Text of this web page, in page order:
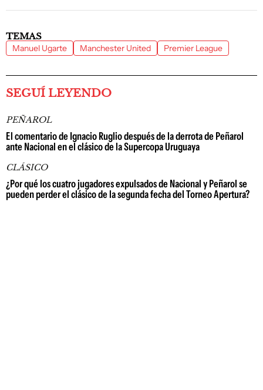
TEMAS
Manuel Ugarte Manchester United Premier League
SEGUÍ LEYENDO
PEÑAROL
El comentario de Ignacio Ruglio después de la derrota de Peñarol
ante Nacional en el clásico de la Supercopa Uruguaya
CLÁSICO
¿Por qué los cuatro jugadores expulsados de Nacional y Peñarol se
pueden perder el clásico de la segunda fecha del Torneo Apertura?